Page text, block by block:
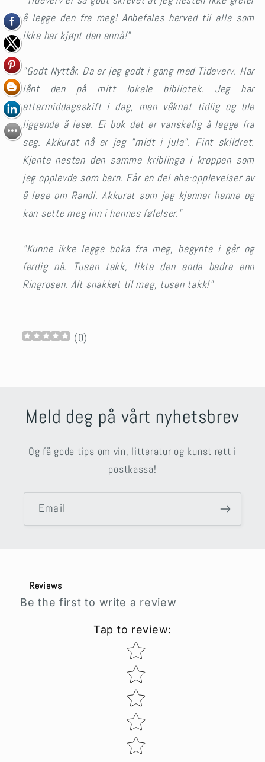
å legge den fra meg! Anbefales herved til alle som
ikke har kjøpt den ennå!"
"Godt Nyttår. Da er jeg godt i gang med Tideverv. Har
lånt den på mitt lokale bibliotek. Jeg har
ettermiddagsskift i dag, men våknet tidlig og ble
liggende å lese. Ei bok det er vanskelig å legge fra
seg. Akkurat nå er jeg "midt i jula". Fint skildret.
Kjente nesten den samme kriblinga i kroppen som
jeg opplevde som barn. Får en del aha-opplevelser av
å lese om Randi. Akkurat som jeg kjenner henne og
kan sette meg inn i hennes følelser."
"Kunne ikke legge boka fra meg, begynte i går og
ferdig nå. Tusen takk, likte den enda bedre enn
Ringrosen. Alt snakket til meg, tusen takk!"
(0)
Meld deg på vårt nyhetsbrev
Og få gode tips om vin, litteratur og kunst rett i
postkassa!
Email
Reviews
Be the first to write a review
Tap to review:
Star rating